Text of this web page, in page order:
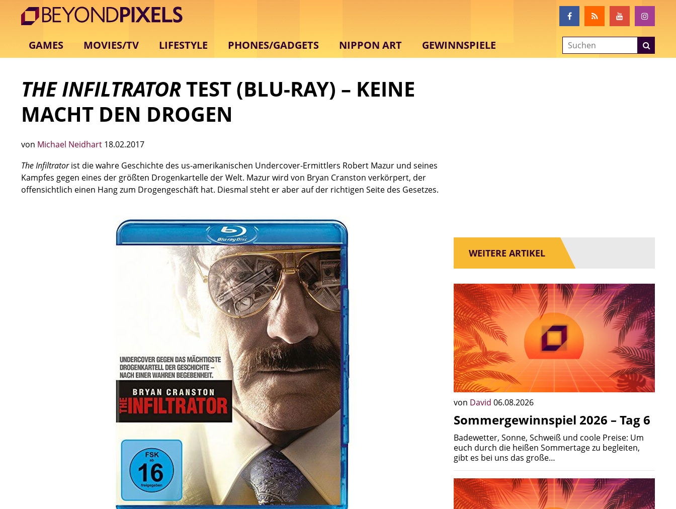
GAMES MOVIES/TV LIFESTYLE PHONES/GADGETS NIPPON ART GEWINNSPIELE
THE INFILTRATORTEST (BLU-RAY) – KEINE
MACHT DEN DROGEN
von Michael Neidhart 18.02.2017
The Infiltratorist die wahre Geschichte des us-amerikanischen Undercover-Ermittlers Robert Mazur und seines
Kampfes gegen eines der größten Drogenkartelle der Welt. Mazur wird von Bryan Cranston verkörpert, der
offensichtlich einen Hang zum Drogengeschäft hat. Diesmal steht er aber auf der richtigen Seite des Gesetzes.
WEITERE ARTIKEL
von David 06.08.2026
Sommergewinnspiel 2026 – Tag 6
Badewetter, Sonne, Schweiß und coole Preise: Um
euch durch die heißen Sommertage zu begleiten,
gibt es bei uns das große…